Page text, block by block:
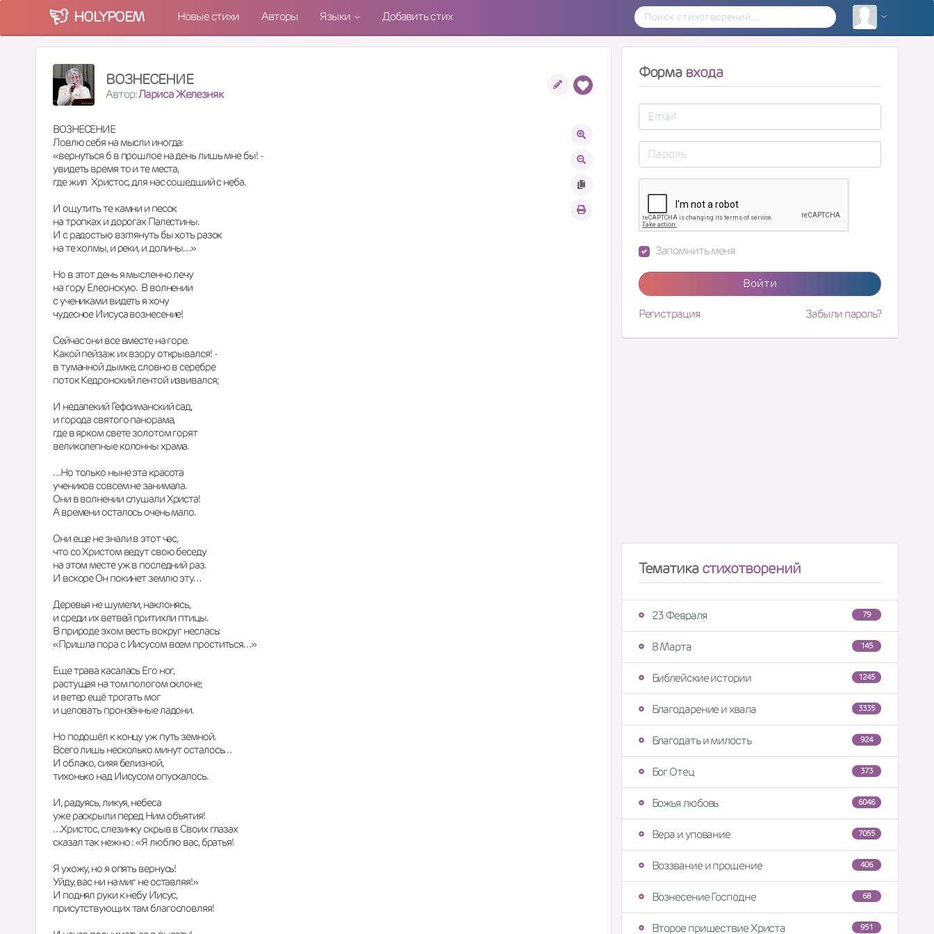
HOLYPOEM Новые стихи Авторы Языки Добавить стих
ВОЗНЕСЕНИЕ
Автор:Лариса Железняк
ВОЗНЕСЕНИЕ
Ловлю себя на мысли иногда:
«вернуться б в прошлое на день лишь мне бы! -
увидеть время то и те места,
где жил  Христос, для нас сошедший с неба.
И ощутить те камни и песок
на тропках и дорогах Палестины.
И с радостью взглянуть бы хоть разок
на те холмы, и реки, и долины…»
Но в этот день я мысленно лечу
на гору Елеонскую.  В волнении
с учениками видеть я хочу
чудесное Иисуса вознесение!
Сейчас они все вместе на горе.
Какой пейзаж их взору открывался! -
в туманной дымке, словно в серебре
поток Кедронский лентой извивался;
И недалекий Гефсиманский сад,
и города святого панорама,
где в ярком свете золотом горят
великолепные колонны храма.
…Но только ныне эта красота
учеников совсем не занимала.
Они в волнении слушали Христа!
А времени осталось очень мало.
Они еще не знали в этот час,
что со Христом ведут свою беседу
на этом месте уж в последний раз.
И вскоре Он покинет землю эту…
Деревья не шумели, наклонясь,
и среди их ветвей притихли птицы.
В природе эхом весть вокруг неслась:
«Пришла пора с Иисусом всем проститься…»
Еще трава касалась Его ног,
растущая на том пологом склоне;
и ветер ещё трогать мог
и целовать пронзённые ладони.
Но подошёл к концу уж путь земной.
Всего лишь несколько минут осталось…
И облако, сияя белизной,
тихонько над Иисусом опускалось.
И, радуясь, ликуя, небеса
уже раскрыли перед Ним объятия!
…Христос, слезинку скрыв в Своих глазах
сказал так нежно : «Я люблю вас, братья!
Я ухожу, но я опять вернусь!
Уйду, вас ни на миг не оставляя!»
И поднял руки к небу Иисус,
присутствующих там благословляя!
Форма входа
Запомнить меня
Войти
Регистрация Забыли пароль?
Тематикастихотворений
79
23 Февраля
145
8 Марта
1245
Библейские истории
3335
Благодарение и хвала
924
Благодать и милость
373
Бог Отец
6046
Божья любовь
7055
Вера и упование
406
Воззвание и прошение
68
Вознесение Господне
951
Второе пришествие Христа